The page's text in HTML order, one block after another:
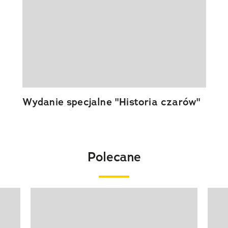
Wydanie specjalne "Historia czarów"
Polecane